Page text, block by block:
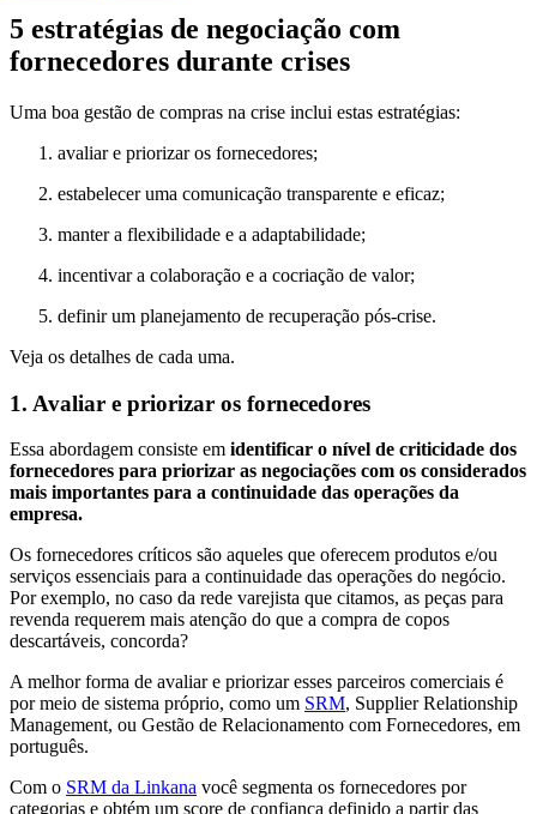
5 estratégias de negociação com
fornecedores durante crises
Uma boa gestão de compras na crise inclui estas estratégias:
avaliar e priorizar os fornecedores;
estabelecer uma comunicação transparente e eficaz;
manter a flexibilidade e a adaptabilidade;
incentivar a colaboração e a cocriação de valor;
definir um planejamento de recuperação pós-crise.
Veja os detalhes de cada uma.
1. Avaliar e priorizar os fornecedores
Essa abordagem consiste em identificar o nível de criticidade dos
fornecedores para priorizar as negociações com os considerados
mais importantes para a continuidade das operações da
empresa.
Os fornecedores críticos são aqueles que oferecem produtos e/ou
serviços essenciais para a continuidade das operações do negócio.
Por exemplo, no caso da rede varejista que citamos, as peças para
revenda requerem mais atenção do que a compra de copos
descartáveis, concorda?
A melhor forma de avaliar e priorizar esses parceiros comerciais é
por meio de sistema próprio, como um SRM, Supplier Relationship
Management, ou Gestão de Relacionamento com Fornecedores, em
português.
Com o SRM da Linkana você segmenta os fornecedores por
categorias e obtém um score de confiança definido a partir das